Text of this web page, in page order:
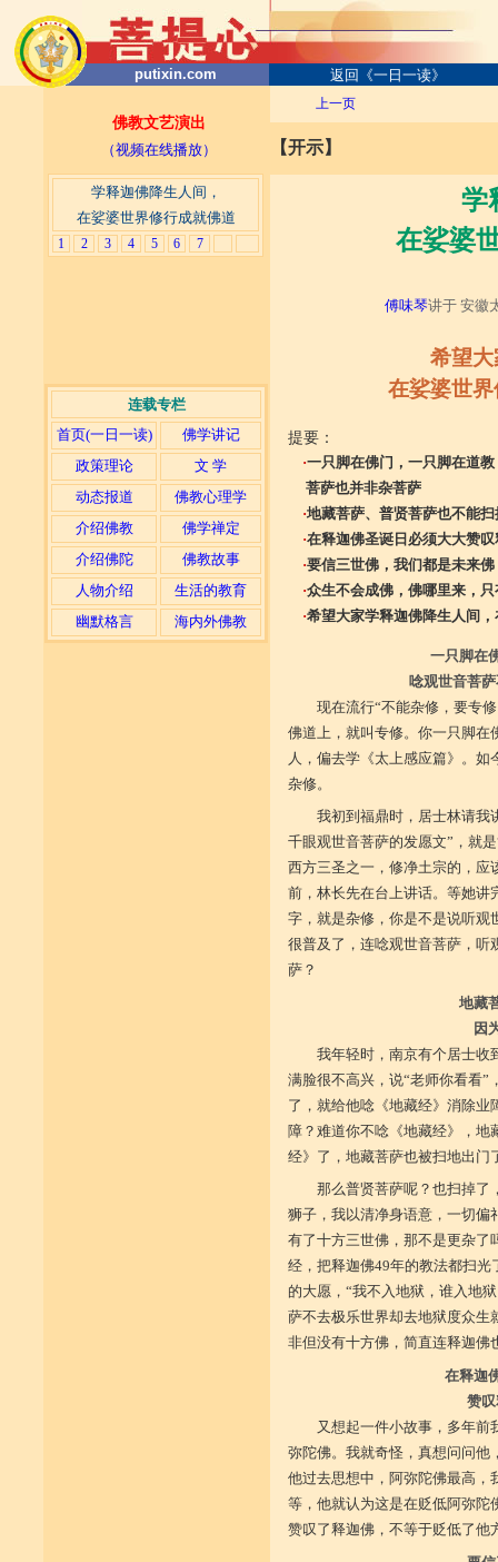
putixin.com 返回《一日一读》
佛教文艺演出
（视频在线播放）
连载专栏
首页(一日一读)
佛学讲记
政策理论
文 学
动态报道
佛教心理学
介绍佛教
佛学禅定
介绍佛陀
佛教故事
人物介绍
生活的教育
幽默格言
海内外佛教
上一页
【开示】
学
在娑婆
傅味琴讲于 安徽
希望
在娑婆世
提要：
·一只脚在佛门，一只脚在道
菩萨也并非杂菩萨
·地藏菩萨、普贤菩萨也不能
·在释迦佛圣诞日必须大大赞
·要信三世佛，我们都是未来
·众生不会成佛，佛哪里来，
·希望大家学释迦佛降生人间
一只脚在
唸观世音菩
现在流行“不能杂修，要专
佛道上，就叫专修。你一只脚在
人，偏去学《太上感应篇》。
杂修。
我初到福鼎时，居士林请我
千眼观世音菩萨的发愿文”，就
西方三圣之一，修净土宗的，应
前，林长先在台上讲话。等她讲
字，就是杂修，你是不是说听观
很普及了，连唸观世音菩萨，听
萨？
地藏
因
我年轻时，南京有个居士收
满脸很不高兴，说“老师你看看”
了，就给他唸《地藏经》消除
障？难道你不唸《地藏经》，地
经》了，地藏菩萨也被扫地出门
那么普贤菩萨呢？也扫掉了
狮子，我以清净身语意，一切偏
有了十方三世佛，那不是更杂了
经，把释迦佛49年的教法都扫
的大愿，“我不入地狱，谁入地
萨不去极乐世界却去地狱度众生
非但没有十方佛，简直连释迦佛
在释迦
赞
又想起一件小故事，多年前
弥陀佛。我就奇怪，真想问问他
他过去思想中，阿弥陀佛最高，
等，他就认为这是在贬低阿弥陀
赞叹了释迦佛，不等于贬低了他
学释迦佛降生人间，
在娑婆世界修行成就佛道
1 2 3 4 5 6 7